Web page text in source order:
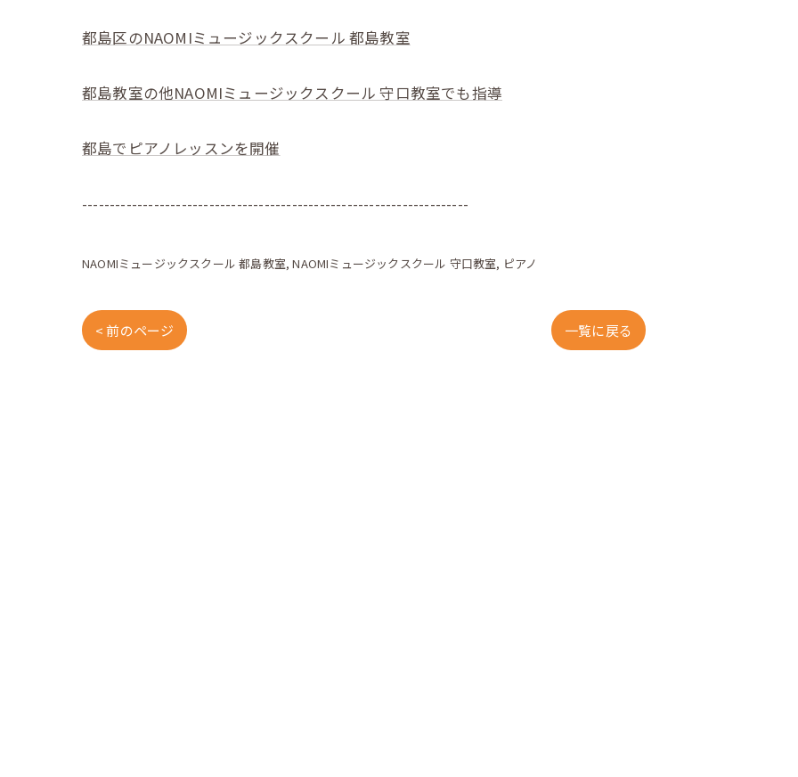
都島区のNAOMIミュージックスクール 都島教室
都島教室の他NAOMIミュージックスクール 守口教室でも指導
都島でピアノレッスンを開催
----------------------------------------------------------------------
NAOMIミュージックスクール 都島教室 NAOMIミュージックスクール 守口教室 ピアノ
< 前のページ 一覧に戻る